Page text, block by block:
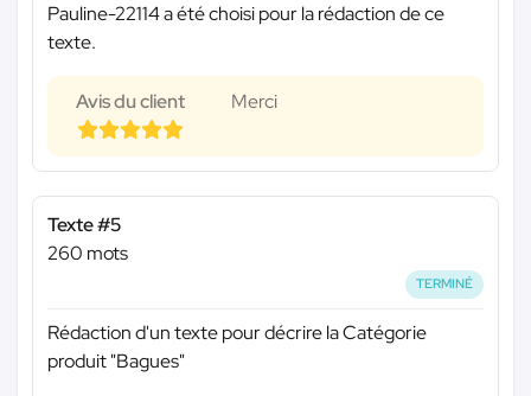
Pauline-22114 a été choisi pour la rédaction de ce
texte.
Avis du client Merci
Texte #5
260 mots
TERMINÉ
Rédaction d'un texte pour décrire la Catégorie
produit "Bagues"